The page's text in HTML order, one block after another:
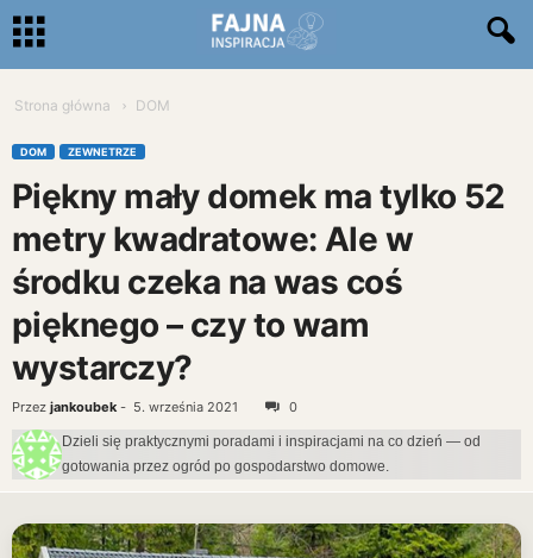
Strona główna DOM
DOM ZEWNETRZE
Piękny mały domek ma tylko 52
metry kwadratowe: Ale w
środku czeka na was coś
pięknego – czy to wam
wystarczy?
Przez jankoubek - 5. września 2021 0
Dzieli się praktycznymi poradami i inspiracjami na co dzień — od
gotowania przez ogród po gospodarstwo domowe.